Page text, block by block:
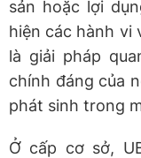
sản hoặc lợi
hiện các hành vi
là giải pháp
chính đáng của
phát sinh trong
Ở cấp cơ sở,